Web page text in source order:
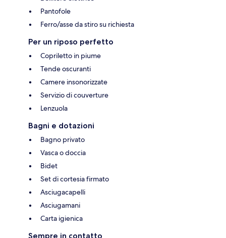
Pantofole
Ferro/asse da stiro su richiesta
Per un riposo perfetto
Copriletto in piume
Tende oscuranti
Camere insonorizzate
Servizio di couverture
Lenzuola
Bagni e dotazioni
Bagno privato
Vasca o doccia
Bidet
Set di cortesia firmato
Asciugacapelli
Asciugamani
Carta igienica
Sempre in contatto